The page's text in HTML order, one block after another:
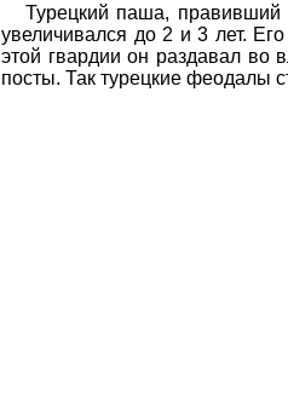
Турецкий паша, правивший
увеличивался до 2 и 3 лет.
этой гвардии он раздавал во
посты. Так турецкие феодалы